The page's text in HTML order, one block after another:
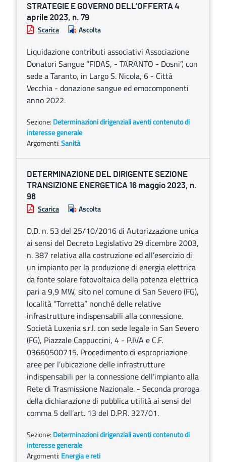
STRATEGIE E GOVERNO DELL’OFFERTA 4
aprile 2023, n. 79
Scarica Ascolta
Liquidazione contributi associativi Associazione
Donatori Sangue “FIDAS, - TARANTO - Dosni”, con
sede a Taranto, in Largo S. Nicola, 6 - Città
Vecchia - donazione sangue ed emocomponenti
anno 2022.
Sezione: Determinazioni dirigenziali aventi contenuto di
interesse generale
Argomenti:Sanità
DETERMINAZIONE DEL DIRIGENTE SEZIONE
TRANSIZIONE ENERGETICA 16 maggio 2023, n.
98
Scarica Ascolta
D.D. n. 53 del 25/10/2016 di Autorizzazione unica
ai sensi del Decreto Legislativo 29 dicembre 2003,
n. 387 relativa alla costruzione ed all’esercizio di
un impianto per la produzione di energia elettrica
da fonte solare fotovoltaica della potenza elettrica
pari a 9,9 MW, sito nel comune di San Severo (FG),
località “Torretta” nonché delle relative
infrastrutture indispensabili alla connessione.
Società Luxenia s.r.l. con sede legale in San Severo
(FG), Piazzale Cappuccini, 4 - P.IVA e C.F.
03660500715. Procedimento di espropriazione
aree per l’ubicazione delle infrastrutture
indispensabili per la connessione dell’impianto alla
Rete di Trasmissione Nazionale. - Seconda proroga
della dichiarazione di pubblica utilità ai sensi del
comma 5 dell’art. 13 del D.P.R. 327/01.
Sezione: Determinazioni dirigenziali aventi contenuto di
interesse generale
Argomenti: Energia e reti